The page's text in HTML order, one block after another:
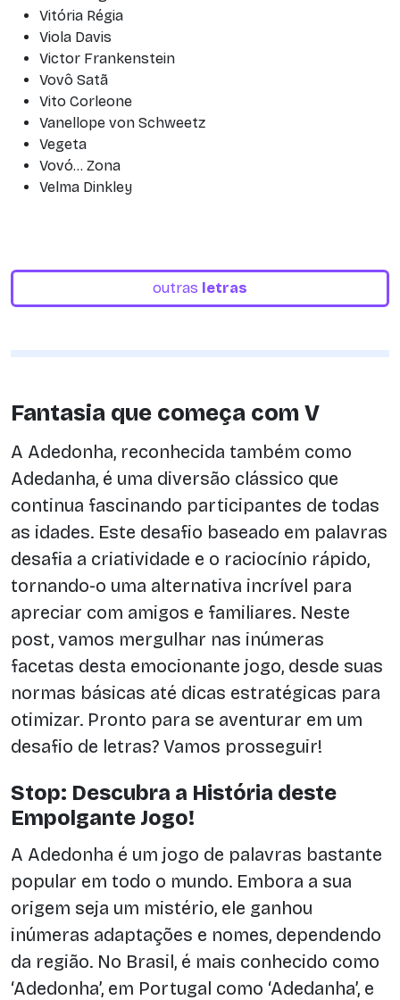
Vitória Régia
Viola Davis
Victor Frankenstein
Vovô Satã
Vito Corleone
Vanellope von Schweetz
Vegeta
Vovó... Zona
Velma Dinkley
outras letras
Fantasia que começa com V
A Adedonha, reconhecida também como
Adedanha, é uma diversão clássico que
continua fascinando participantes de todas
as idades. Este desafio baseado em palavras
desafia a criatividade e o raciocínio rápido,
tornando-o uma alternativa incrível para
apreciar com amigos e familiares. Neste
post, vamos mergulhar nas inúmeras
facetas desta emocionante jogo, desde suas
normas básicas até dicas estratégicas para
otimizar. Pronto para se aventurar em um
desafio de letras? Vamos prosseguir!
Stop: Descubra a História deste
Empolgante Jogo!
A Adedonha é um jogo de palavras bastante
popular em todo o mundo. Embora a sua
origem seja um mistério, ele ganhou
inúmeras adaptações e nomes, dependendo
da região. No Brasil, é mais conhecido como
‘Adedonha’, em Portugal como ‘Adedanha’, e